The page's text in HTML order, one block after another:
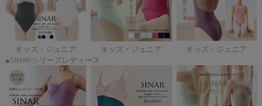
キッズ・ジュニア キッズ・ジュニア
キッズ・ジュニア
●SINARシリーズレディース